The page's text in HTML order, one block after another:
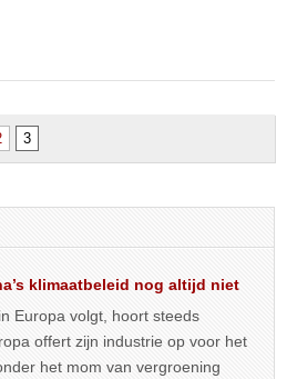
3
klimaatbeleid nog altijd niet
Europa volgt, hoort steeds
offert zijn industrie op voor het
het mom van vergroening